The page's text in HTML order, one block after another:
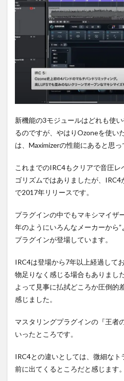
新機能の3モジュールはどれも使
るのですが、やはりOzoneを使い
は、Maximizerの性能にあると思っ
これまでのIRC4もクリアで音圧
ゴリズムではありましたが、
で2017年リリースです。
プラグインの中でもマキシマイザ
年のようにいろんなメーカーから
プラグインが登場しています。
IRC4は登場から7年以上経過して
物足りなく感じる場合もありまし
よって見事に払拭どころか圧倒的
感じました。
マスタリングプラグインの『王者
いったところです。
IRC4との違いとしては、微細なト
前に出てくるところだと感じます。